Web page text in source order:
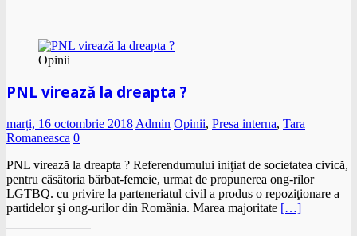
Opinii
PNL virează la dreapta ?
marți, 16 octombrie 2018 Admin Opinii, Presa interna, Tara
Romaneasca 0
PNL virează la dreapta ? Referendumului iniţiat de societatea civică,
pentru căsătoria bărbat-femeie, urmat de propunerea ong-rilor
LGTBQ. cu privire la parteneriatul civil a produs o repoziţionare a
partidelor şi ong-urilor din România. Marea majoritate […]